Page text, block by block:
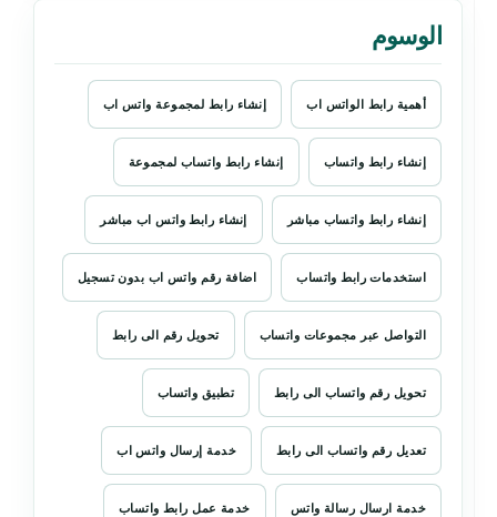
الوسوم
أهمية رابط الواتس اب إنشاء رابط لمجموعة واتس اب
إنشاء رابط واتساب إنشاء رابط واتساب لمجموعة
إنشاء رابط واتساب مباشر إنشاء رابط واتس اب مباشر
استخدمات رابط واتساب اضافة رقم واتس اب بدون تسجيل
التواصل عبر مجموعات واتساب تحويل رقم الى رابط
تحويل رقم واتساب الى رابط تطبيق واتساب
تعديل رقم واتساب الى رابط خدمة إرسال واتس اب
خدمة ارسال رسالة واتس خدمة عمل رابط واتساب